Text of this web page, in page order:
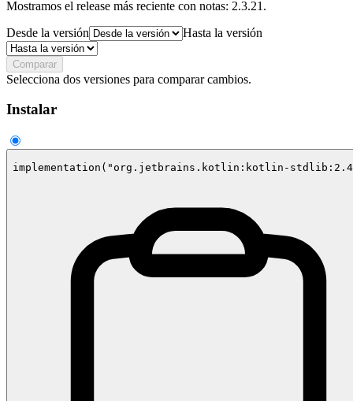
Mostramos el release más reciente con notas: 2.3.21.
Desde la versión
Hasta la versión
Comparar
Selecciona dos versiones para comparar cambios.
Instalar
implementation("org.jetbrains.kotlin:kotlin-